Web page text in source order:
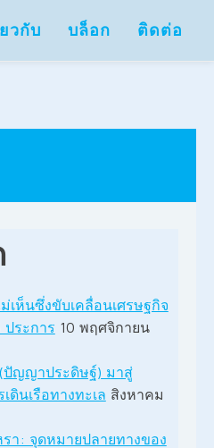
วกับ บล็อก ติดต่อ
เห็นซึ่งขับเคลื่อนเศรษฐกิจ
ระการ 10 พฤศจิกายน
ปัญญาประดิษฐ์) มาสู่
ดินเรือทางทะเล สิงหาคม
า: จุดหมายปลายทางของ